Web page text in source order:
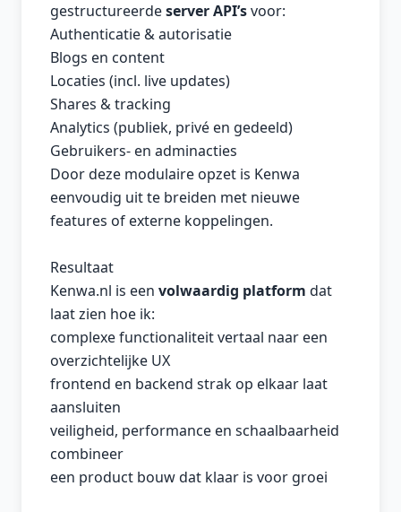
gestructureerdeserver API’svoor:
Authenticatie & autorisatie
Blogs en content
Locaties (incl. live updates)
Shares & tracking
Analytics (publiek, privé en gedeeld)
Gebruikers- en adminacties
Door deze modulaire opzet is Kenwa
eenvoudig uit te breiden met nieuwe
features of externe koppelingen.
Resultaat
Kenwa.nl is een volwaardig platform dat
laat zien hoe ik:
complexe functionaliteit vertaal naar een
overzichtelijke UX
frontend en backend strak op elkaar laat
aansluiten
veiligheid, performance en schaalbaarheid
combineer
een product bouw dat klaar is voor groei